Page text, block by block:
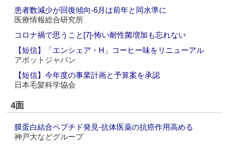
患者数減少が回復傾向‐6月は前年と同水準に
医療情報総合研究所
コロナ禍で思うこと[7]‐怖い耐性菌増加も忘れない
【短信】「エンシェア・H」コーヒー味をリニューアル
アボットジャパン
【短信】今年度の事業計画と予算案を承認
日本毛髪科学協会
4面
膜蛋白結合ペプチド発見‐抗体医薬の抗癌作用高める
神戸大などグループ